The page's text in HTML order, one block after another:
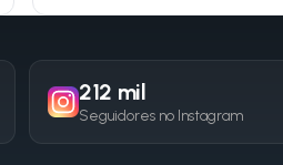
212 mil
Seguidores no Instagram